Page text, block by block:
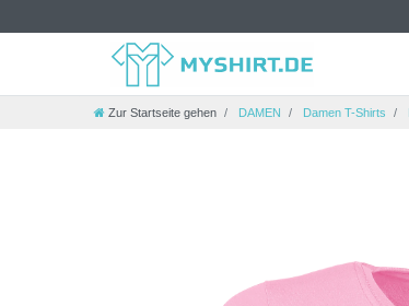
Zur Startseite gehen DAMEN Damen T-Shirts